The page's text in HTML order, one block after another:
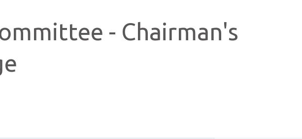
- Chairman's